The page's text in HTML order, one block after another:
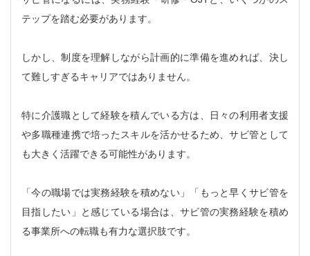
テップを踏む必要があります。
しかし、制度を理解しながら計画的に準備を進めれば、決し
て難しすぎるキャリアではありません。
特に介護職として経験を積んでいる方は、日々の利用者支援
や多職種連携で培ったスキルを活かせるため、サビ管として
も大きく活躍できる可能性があります。
「今の職場では実務経験を積めない」「もっと早くサビ管を
目指したい」と感じている場合は、サビ管の実務経験を積め
る事業所への転職も有力な選択肢です。